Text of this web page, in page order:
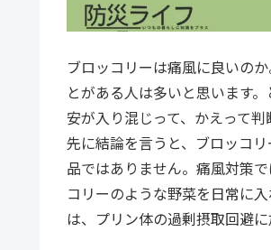
ブロッコリーは痛風に良いの
とがある人は多いと思います
安が入り混じって、かえって判
先に結論を言うと、ブロッコ
品ではありません。痛風対策
コリーのような野菜を日常に
は、プリン体の過剰摂取回避